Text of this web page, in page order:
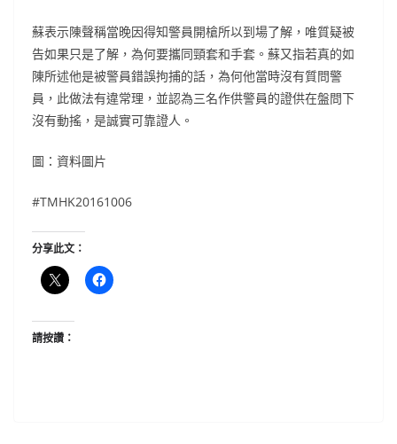
蘇表示陳聲稱當晚因得知警員開槍所以到場了解，唯質疑被
告如果只是了解，為何要攜同頸套和手套。蘇又指若真的如
陳所述他是被警員錯誤拘捕的話，為何他當時沒有質問警
員，此做法有違常理，並認為三名作供警員的證供在盤問下
沒有動搖，是誠實可靠證人。
圖：資料圖片
#TMHK20161006
分享此文：
請按讚：